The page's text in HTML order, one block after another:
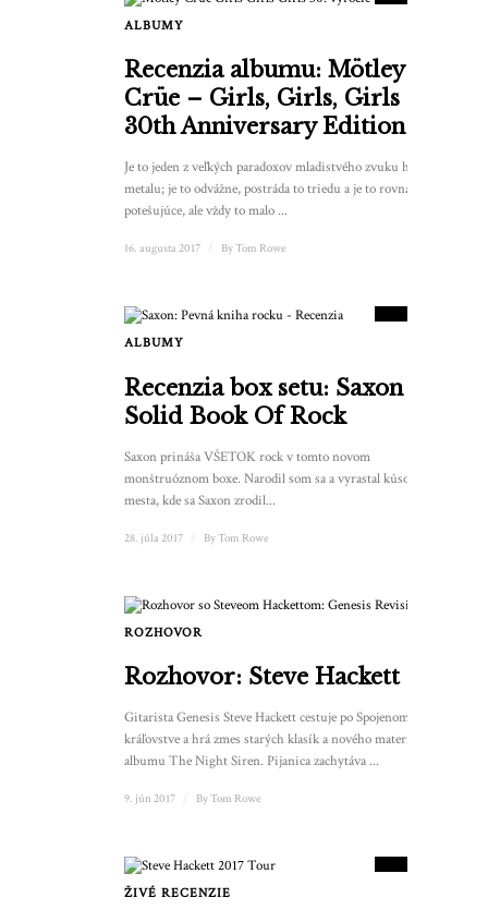
ALBUMY
Recenzia albumu: Mötley
Crüe – Girls, Girls, Girls
30th Anniversary Edition
Je to jeden z veľkých paradoxov mladistvého zvuku hair
metalu; je to odvážne, postráda to triedu a je to rovnako
potešujúce, ale vždy to malo ...
16. augusta 2017 ByTom Rowe
SKÓRE
ALBUMY
Recenzia box setu: Saxon –
Solid Book Of Rock
Saxon prináša VŠETOK rock v tomto novom
monštruóznom boxe. Narodil som sa a vyrastal kúsok od
mesta, kde sa Saxon zrodil...
28. júla 2017 ByTom Rowe
ROZHOVOR
Rozhovor: Steve Hackett
Gitarista Genesis Steve Hackett cestuje po Spojenom
kráľovstve a hrá zmes starých klasík a nového materiálu z
albumu The Night Siren. Pijanica zachytáva ...
9. jún 2017 ByTom Rowe
SKÓRE
ŽIVÉ RECENZIE